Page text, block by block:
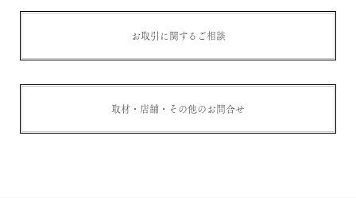
お取引に関するご相談
取材・店舗・その他のお問合せ